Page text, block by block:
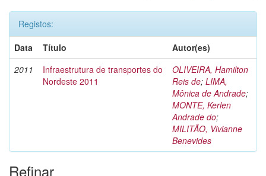
Registos:
Data
Título
Autor(es)
2011
Infraestrutura de transportes do
Nordeste 2011
OLIVEIRA, Hamilton
Reis de; LIMA,
Mônica de Andrade;
MONTE, Kerlen
Andrade do;
MILITÃO, Vivianne
Benevides
Refinar